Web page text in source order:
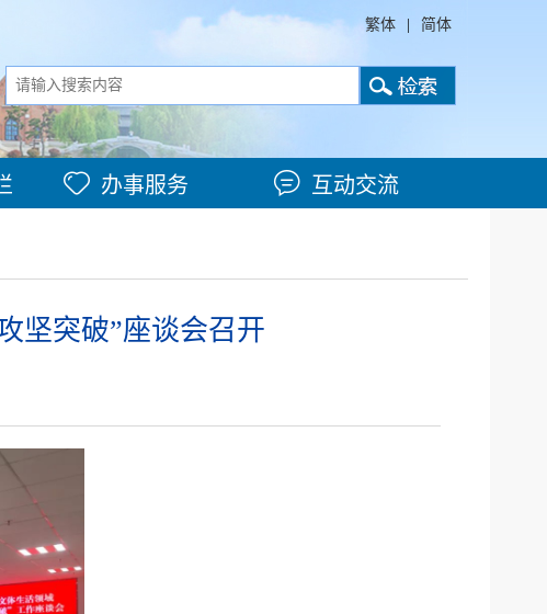
繁体 简体
办事服务 互动交流
坚突破”座谈会召开